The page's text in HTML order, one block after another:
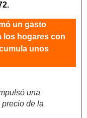
un gasto
los hogares con
unos
una
de la